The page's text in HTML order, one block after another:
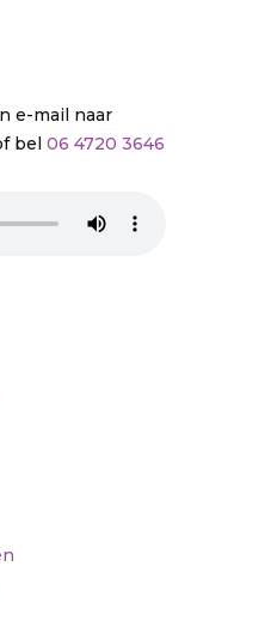
e-mail naar
bel 06 4720 3646